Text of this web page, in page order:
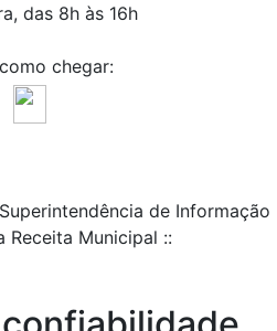
das 8h às 16h
chegar:
de Informação
Receita Municipal ::